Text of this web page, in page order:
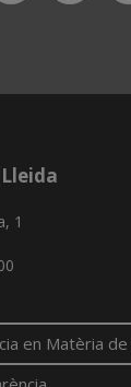
1
en Matèria